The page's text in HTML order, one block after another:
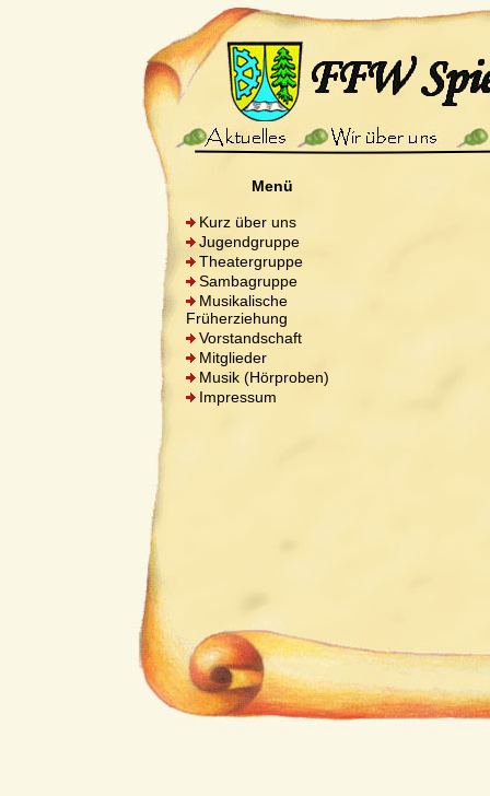
Menü
Kurz über uns
Jugendgruppe
Theatergruppe
Sambagruppe
Musikalische
Früherziehung
Vorstandschaft
Mitglieder
Musik (Hörproben)
Impressum